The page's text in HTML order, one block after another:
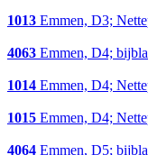
1013 Emmen, D3;
4063 Emmen, D4;
1014 Emmen, D4;
1015 Emmen, D4;
4064 Emmen, D5;